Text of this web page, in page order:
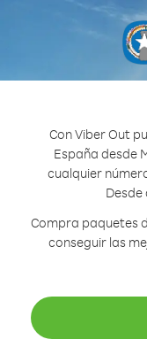
Con Viber Out
España desde
cualquier
Desde
Compra paquetes
conseguir las